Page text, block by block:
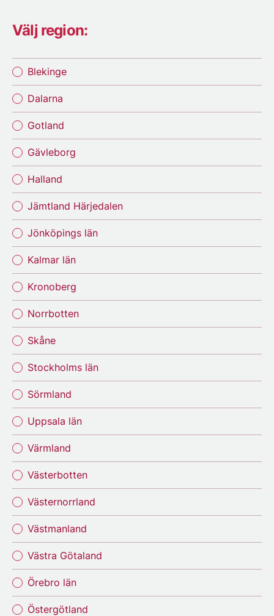
Välj region:
Blekinge
Dalarna
Gotland
Gävleborg
Halland
Jämtland Härjedalen
Jönköpings län
Kalmar län
Kronoberg
Norrbotten
Skåne
Stockholms län
Sörmland
Uppsala län
Värmland
Västerbotten
Västernorrland
Västmanland
Västra Götaland
Örebro län
Östergötland